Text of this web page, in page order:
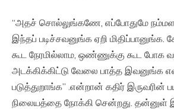
“அதச் சொல்லுங்கணே, எப்போதுமே
இந்தப் படிச்சவனுங்க ஏறி
கூட நேரமில்லாம, ஒண்ணுக்கு கூட போக
அடக்கிக்கிட்டு வேலை பாத்த இவனுங்க
படுத்துறாங்க” .என்றான் கதிர் இருவரின்
நிலையத்தை நோக்கி சென்றது. தன்னுள்